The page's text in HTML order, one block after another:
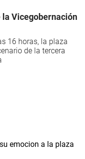
la Vicegobernación
16 horas, la plaza
de la tercera